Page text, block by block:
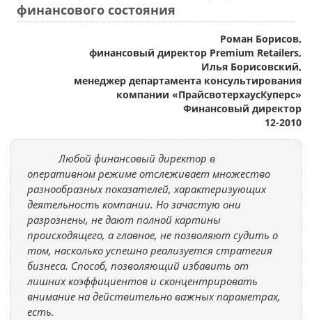
финансового состояния
Роман Борисов,
финансовый директор Premium Retailers,
Илья Борисовский,
менеджер департамента консультирования
компании «ПрайсвотерхаусКуперс»
Финансовый директор
12-2010
Любой финансовый директор в
оперативном режиме отслеживает множество
разнообразных показателей, характеризующих
деятельность компании. Но зачастую они
разрознены, не дают полной картины
происходящего, а главное, не позволяют судить о
том, насколько успешно реализуется стратегия
бизнеса. Способ, позволяющий избавить от
лишних коэффициентов и сконцентрировать
внимание на действительно важных параметрах,
есть.